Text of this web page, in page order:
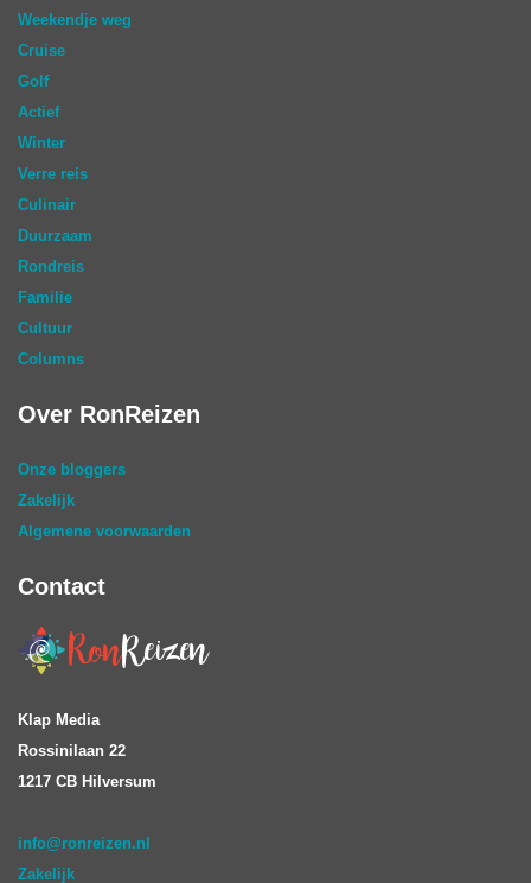
Weekendje weg
Cruise
Golf
Actief
Winter
Verre reis
Culinair
Duurzaam
Rondreis
Familie
Cultuur
Columns
Over RonReizen
Onze bloggers
Zakelijk
Algemene voorwaarden
Contact
Klap Media
Rossinilaan 22
1217 CB Hilversum
info@ronreizen.nl
Zakelijk